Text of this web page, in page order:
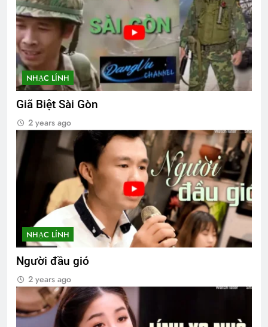
NHẠC LÍNH
Giã Biệt Sài Gòn
2 years ago
NHẠC LÍNH
Người đầu gió
2 years ago